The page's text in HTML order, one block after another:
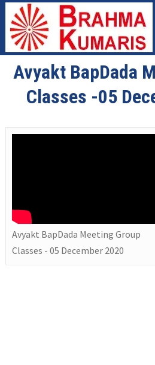
Avyakt BapDada
Classes -05
Avyakt BapDada Meeting Group
Classes - 05 December 2020